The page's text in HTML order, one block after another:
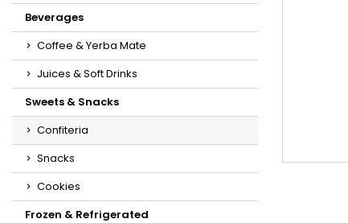
Beverages
Coffee & Yerba Mate
Juices & Soft Drinks
Sweets & Snacks
Confiteria
Snacks
Cookies
Frozen & Refrigerated